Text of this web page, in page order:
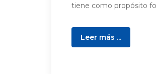
tiene como propósito
Leer más ...